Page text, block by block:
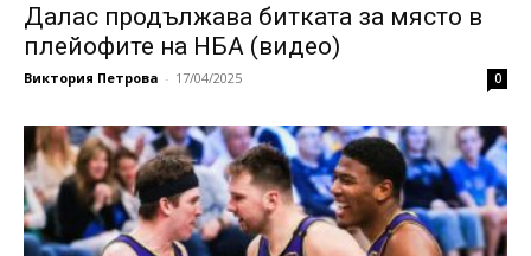
Далас продължава битката за място в
плейофите на НБА (видео)
Виктория Петрова - 17/04/2025 0